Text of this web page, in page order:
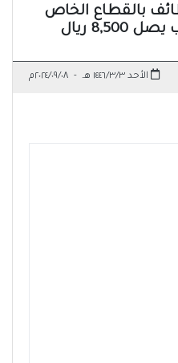
بالقطاع الخاص
ريال
الأحد ١٤٤٦/٣/٣ هـ - ٢٠٢٤/٠٩/٠٨م